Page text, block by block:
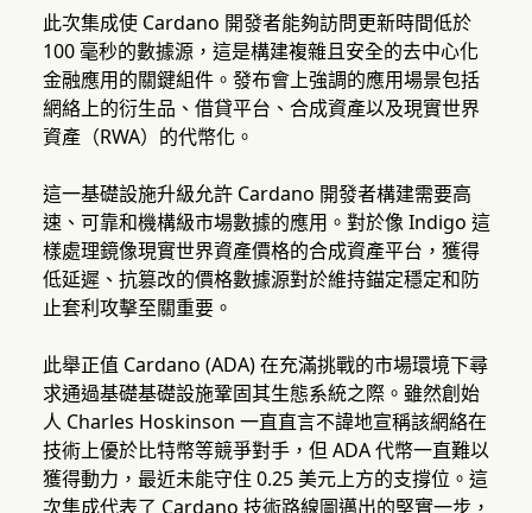
此次集成使 Cardano 開發者能夠訪問更新時間低於
100 毫秒的數據源，這是構建複雜且安全的去中心化
金融應用的關鍵組件。發布會上強調的應用場景包括
網絡上的衍生品、借貸平台、合成資產以及現實世界
資產（RWA）的代幣化。
這一基礎設施升級允許 Cardano 開發者構建需要高
速、可靠和機構級市場數據的應用。對於像 Indigo 這
樣處理鏡像現實世界資產價格的合成資產平台，獲得
低延遲、抗篡改的價格數據源對於維持錨定穩定和防
止套利攻擊至關重要。
此舉正值 Cardano (ADA) 在充滿挑戰的市場環境下尋
求通過基礎基礎設施鞏固其生態系統之際。雖然創始
人 Charles Hoskinson 一直直言不諱地宣稱該網絡在
技術上優於比特幣等競爭對手，但 ADA 代幣一直難以
獲得動力，最近未能守住 0.25 美元上方的支撐位。這
次集成代表了 Cardano 技術路線圖邁出的堅實一步，